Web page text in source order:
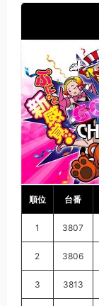
順位 台番
1 3807
2 3806
3 3813